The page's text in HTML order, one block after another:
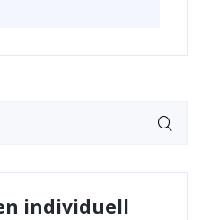
individuell